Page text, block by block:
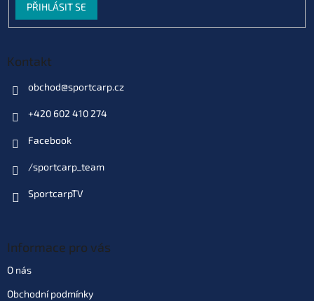
Skladem
EAN:8595662116890
Varianta: Mulberry Garlic
EAN:
Varianta: Jahoda
Skladem(>10 ks)
PŘIHLÁSIT SE
Kontakt
obchod@sportcarp.cz
+420 602 410 274
Facebook
/sportcarp_team
SportcarpTV
Informace pro vás
O nás
Obchodní podmínky